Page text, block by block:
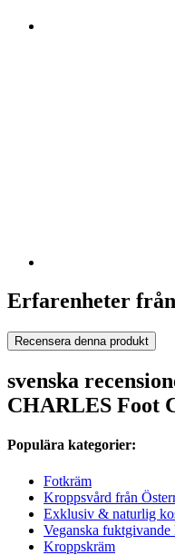
Erfarenheter
Recensera denna produkt
svenska
CHARLES Foot
Populära kategorier:
Fotkräm
Kroppsvård från
Exklusiv & naturlig
Veganska
Kroppskräm